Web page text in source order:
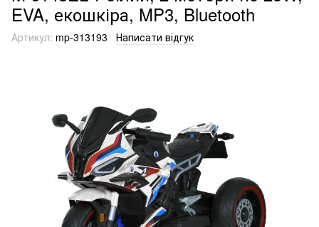
EVA, екошкіра, MP3, Bluetooth
Артикул: mp-313193 Написати відгук